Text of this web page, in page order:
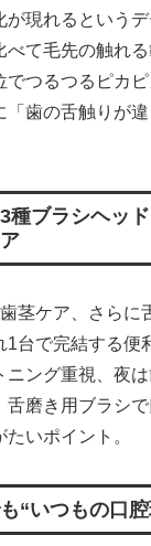
が現れるという
べて毛先の触れ
つるつるピカピ
「歯の舌触りが
種ブラシヘッ
茎ケア、さらに
台で完結する便
ング重視、夜
舌磨き用ブラシ
いポイント。
“いつもの口腔